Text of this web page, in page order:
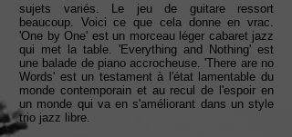
sujets variés. Le jeu de guitare ressort
beaucoup. Voici ce que cela donne en vrac.
'One by One' est un morceau léger cabaret jazz
qui met la table. 'Everything and Nothing' est
une balade de piano accrocheuse. 'There are no
Words' est un testament à l'état lamentable du
monde contemporain et au recul de l'espoir en
un monde qui va en s'améliorant dans un style
trio jazz libre.